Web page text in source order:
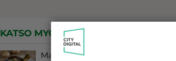
KATSO MYÖS
Maistuva ja halpa sipulikeitto